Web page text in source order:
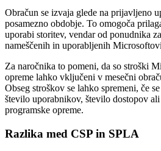
Obračun se izvaja glede na prijavljeno
posamezno obdobje. To omogoča
uporabi storitev, vendar od ponudnika
nameščenih in uporabljenih
Za naročnika to pomeni, da so stroški
opreme lahko vključeni v mesečni
Obseg stroškov se lahko spremeni, če
število uporabnikov, število dostopov
programske opreme.
Razlika med CSP in SPLA